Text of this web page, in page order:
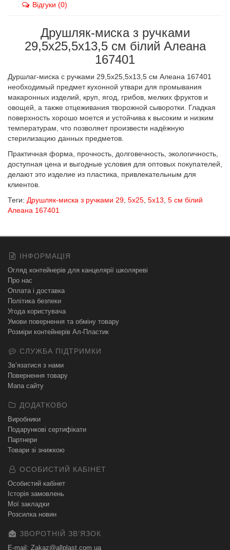
Відгуки (0)
Друшляк-миска з ручками
29,5х25,5х13,5 см білий Алеана
167401
Дуршлаг-миска с ручками 29,5х25,5х13,5 см Алеана 167401
необходимый предмет кухонной утвари для промывания
макаронных изделий, круп, ягод, грибов, мелких фруктов и
овощей, а также отцеживания творожной сыворотки. Гладкая
поверхность хорошо моется и устойчива к высоким и низким
температурам, что позволяет произвести надёжную
стерилизацию данных предметов.
Практичная форма, прочность, долговечность, экологичность,
доступная цена и выгодные условия для оптовых покупателей,
делают это изделие из пластика, привлекательным для
клиентов.
Теги: Друшляк-миска з ручками 29 5х25 5х13 5 см білий
Алеана 167401
ІНФОРМАЦІЯ
Огляд контейнерів для канцелярії школяреві
Про нас
Оплата і доставка
Політика безпеки
Угода користувача
Умови повернення та обміну товару
Розміри контейнерів Ал-Пластик
СЛУЖБА ПІДТРИМКИ
Зв’язатися з нами
Повернення товару
Мапа сайту
ДОДАТКОВО
Виробники
Подарункові сертифікати
Партнери
Товари зі знижкою
ОСОБИСТИЙ КАБІНЕТ
Особистий кабінет
Історія замовлень
Мої закладки
Розсилка новин
ЗВОРОТНІЙ ЗВʼЯЗОК
E-mail: Zakaz@allplast.com.ua